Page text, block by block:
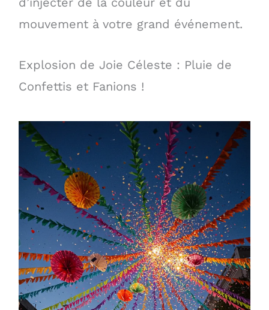
mouvement à votre grand événement.
Explosion de Joie Céleste : Pluie de
Confettis et Fanions !